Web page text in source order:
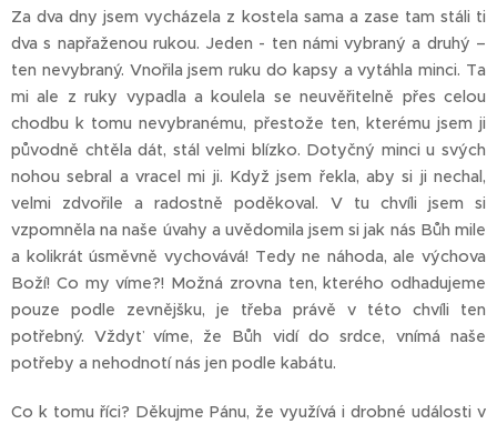
Za dva dny jsem vycházela z kostela sama a zase tam stáli ti
dva s napřaženou rukou. Jeden - ten námi vybraný a druhý –
ten nevybraný. Vnořila jsem ruku do kapsy a vytáhla minci. Ta
mi ale z ruky vypadla a koulela se neuvěřitelně přes celou
chodbu k tomu nevybranému, přestože ten, kterému jsem ji
původně chtěla dát, stál velmi blízko. Dotyčný minci u svých
nohou sebral a vracel mi ji. Když jsem řekla, aby si ji nechal,
velmi zdvořile a radostně poděkoval. V tu chvíli jsem si
vzpomněla na naše úvahy a uvědomila jsem si jak nás Bůh mile
a kolikrát úsměvně vychovává! Tedy ne náhoda, ale výchova
Boží! Co my víme?! Možná zrovna ten, kterého odhadujeme
pouze podle zevnějšku, je třeba právě v této chvíli ten
potřebný. Vždyť víme, že Bůh vidí do srdce, vnímá naše
potřeby a nehodnotí nás jen podle kabátu.
Co k tomu říci? Děkujme Pánu, že využívá i drobné události v